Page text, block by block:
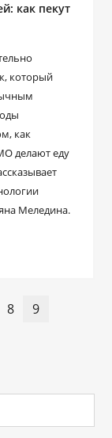
как пекут
который
как
делают еду
Меледина.
8 9